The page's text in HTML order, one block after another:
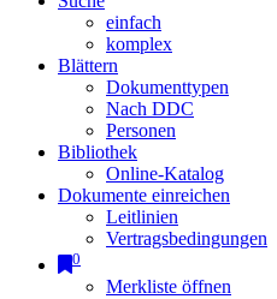
einfach
komplex
Blättern
Dokumenttypen
Nach DDC
Personen
Bibliothek
Online-Katalog
Dokumente einreichen
Leitlinien
Vertragsbedingungen
0
Merkliste öffnen